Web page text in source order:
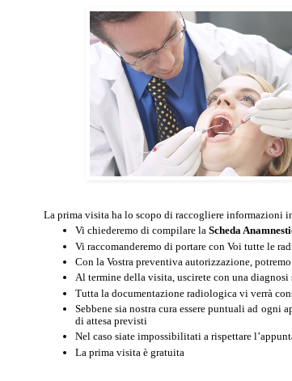
La prima visita ha lo scopo di raccogliere informazioni
Vi chiederemo di compilare la Scheda
Vi raccomanderemo di portare con Voi tutte le
Con la Vostra preventiva autorizzazione,
Al termine della visita, uscirete con una diagnosi
Tutta la documentazione radiologica vi verrà
Sebbene sia nostra cura essere puntuali ad
di attesa previsti
Nel caso siate impossibilitati a rispettare
La prima visita è gratuita